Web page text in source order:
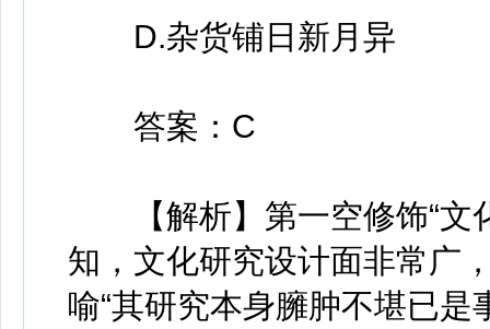
D.杂货铺日新月异
答案：C
【解析】第一空修饰“文化
知，文化研究设计面非常广
喻“其研究本身臃肿不堪已